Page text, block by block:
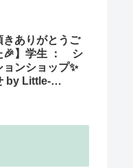
きありがとうご
🎉】学生 ： シ
ョンショップ✨
by Little-